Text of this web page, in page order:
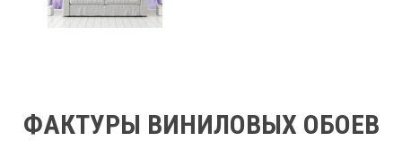
ФАКТУРЫ ВИНИЛОВЫХ ОБОЕВ